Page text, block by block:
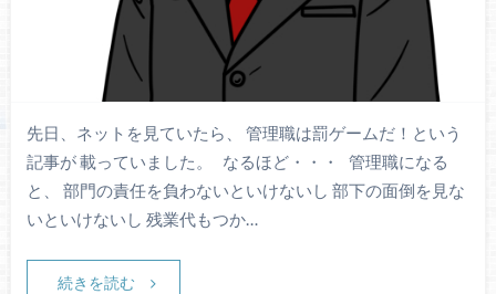
先日、ネットを見ていたら、 管理職は罰ゲームだ！という
記事が 載っていました。 なるほど・・・ 管理職になる
と、 部門の責任を負わないといけないし 部下の面倒を見な
いといけないし 残業代もつか…
続きを読む